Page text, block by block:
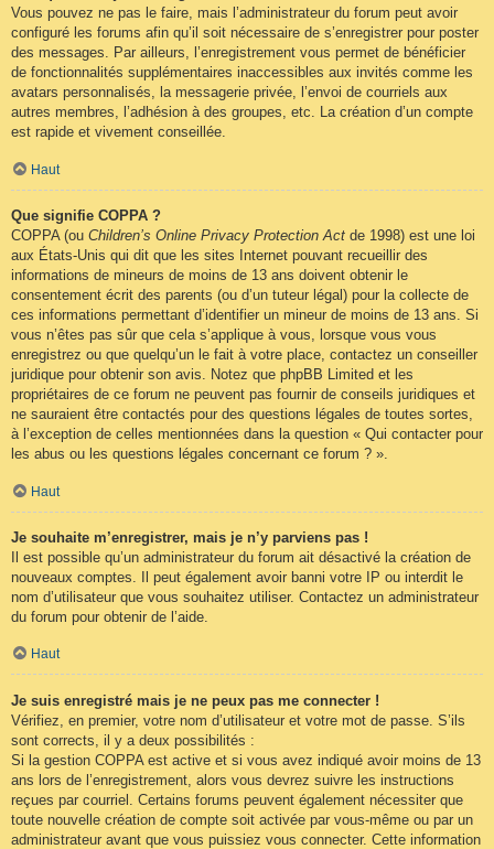
Vous pouvez ne pas le faire, mais l’administrateur du forum peut avoir
configuré les forums afin qu’il soit nécessaire de s’enregistrer pour poster
des messages. Par ailleurs, l’enregistrement vous permet de bénéficier
de fonctionnalités supplémentaires inaccessibles aux invités comme les
avatars personnalisés, la messagerie privée, l’envoi de courriels aux
autres membres, l’adhésion à des groupes, etc. La création d’un compte
est rapide et vivement conseillée.
Haut
Que signifie COPPA ?
COPPA (ou Children’s Online Privacy Protection Act de 1998) est une loi
aux États-Unis qui dit que les sites Internet pouvant recueillir des
informations de mineurs de moins de 13 ans doivent obtenir le
consentement écrit des parents (ou d’un tuteur légal) pour la collecte de
ces informations permettant d’identifier un mineur de moins de 13 ans. Si
vous n’êtes pas sûr que cela s’applique à vous, lorsque vous vous
enregistrez ou que quelqu’un le fait à votre place, contactez un conseiller
juridique pour obtenir son avis. Notez que phpBB Limited et les
propriétaires de ce forum ne peuvent pas fournir de conseils juridiques et
ne sauraient être contactés pour des questions légales de toutes sortes,
à l’exception de celles mentionnées dans la question « Qui contacter pour
les abus ou les questions légales concernant ce forum ? ».
Haut
Je souhaite m’enregistrer, mais je n’y parviens pas !
Il est possible qu’un administrateur du forum ait désactivé la création de
nouveaux comptes. Il peut également avoir banni votre IP ou interdit le
nom d’utilisateur que vous souhaitez utiliser. Contactez un administrateur
du forum pour obtenir de l’aide.
Haut
Je suis enregistré mais je ne peux pas me connecter !
Vérifiez, en premier, votre nom d’utilisateur et votre mot de passe. S’ils
sont corrects, il y a deux possibilités :
Si la gestion COPPA est active et si vous avez indiqué avoir moins de 13
ans lors de l’enregistrement, alors vous devrez suivre les instructions
reçues par courriel. Certains forums peuvent également nécessiter que
toute nouvelle création de compte soit activée par vous-même ou par un
administrateur avant que vous puissiez vous connecter. Cette information